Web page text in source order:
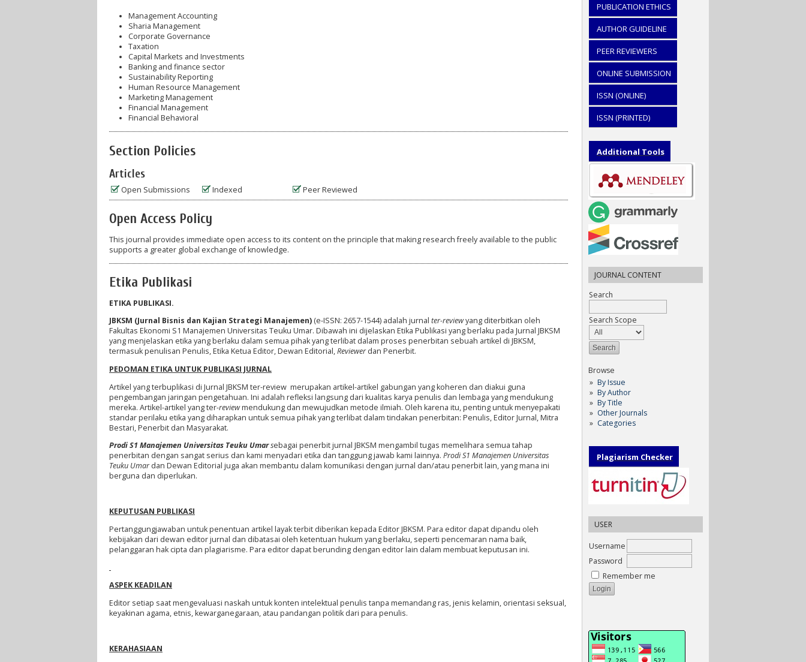
PUBLICATION ETHICS
AUTHOR GUIDELINE
PEER REVIEWERS
ONLINE SUBMISSION
ISSN (ONLINE)
ISSN (PRINTED)
Additional Tools
JOURNAL CONTENT
Search
Search Scope
Browse
By Issue
By Author
By Title
Other Journals
Categories
Plagiarism Checker
USER
Username
Password
Remember me
Management Accounting
Sharia Management
Corporate Governance
Taxation
Capital Markets and Investments
Banking and finance sector
Sustainability Reporting
Human Resource Management
Marketing Management
Financial Management
Financial Behavioral
Section Policies
Articles
Open Submissions Indexed Peer Reviewed
Open Access Policy
This journal provides immediate open access to its content on the principle that making research freely available to the public
supports a greater global exchange of knowledge.
Etika Publikasi
ETIKA PUBLIKASI.
JBKSM (Jurnal Bisnis dan Kajian Strategi Manajemen) (e-ISSN: 2657-1544) adalah jurnal ter-reviewyang diterbitkan oleh
Fakultas Ekonomi S1 Manajemen Universitas Teuku Umar. Dibawah ini dijelaskan Etika Publikasi yang berlaku pada Jurnal JBKSM
yang menjelaskan etika yang berlaku dalam semua pihak yang terlibat dalam proses penerbitan sebuah artikel di JBKSM,
termasuk penulisan Penulis, Etika Ketua Editor, Dewan Editorial,Reviewerdan Penerbit.
PEDOMAN ETIKA UNTUK PUBLIKASI JURNAL
Artikel yang terbuplikasi di Jurnal JBKSM ter-review merupakan artikel-artikel gabungan yang koheren dan diakui guna
pengembangan jaringan pengetahuan. Ini adalah refleksi langsung dari kualitas karya penulis dan lembaga yang mendukung
mereka. Artikel-artikel yang ter-reviewmendukung dan mewujudkan metode ilmiah. Oleh karena itu, penting untuk menyepakati
standar perilaku etika yang diharapkan untuk semua pihak yang terlibat dalam tindakan penerbitan: Penulis, Editor Jurnal, Mitra
Bestari, Penerbit dan Masyarakat.
Prodi S1 Manajemen Universitas Teuku Umarsebagai penerbit jurnal JBKSM mengambil tugas memelihara semua tahap
penerbitan dengan sangat serius dan kami menyadari etika dan tanggung jawab kami lainnya. Prodi S1 Manajemen Universitas
Teuku Umardan Dewan Editorial juga akan membantu dalam komunikasi dengan jurnal dan/atau penerbit lain, yang mana ini
berguna dan diperlukan.
KEPUTUSAN PUBLIKASI
Pertanggungjawaban untuk penentuan artikel layak terbit diberikan kepada Editor JBKSM. Para editor dapat dipandu oleh
kebijakan dari dewan editor jurnal dan dibatasai oleh ketentuan hukum yang berlaku, seperti pencemaran nama baik,
pelanggaran hak cipta dan plagiarisme. Para editor dapat berunding dengan editor lain dalam membuat keputusan ini.
ASPEK KEADILAN
Editor setiap saat mengevaluasi naskah untuk konten intelektual penulis tanpa memandang ras, jenis kelamin, orientasi seksual,
keyakinan agama, etnis, kewarganegaraan, atau pandangan politik dari para penulis.
KERAHASIAAN